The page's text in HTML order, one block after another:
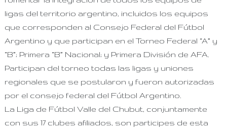
ligas del territorio argentino, incluidos los equipos
que corresponden al Consejo Federal del Fútbol
Argentino y que participan en el Torneo Federal “A” y
“B”; Primera “B” Nacional; y Primera División de AFA.
Participan del torneo todas las ligas y uniones
regionales que se postularon y fueron autorizadas
por el consejo federal del Fútbol Argentino.
La Liga de Fútbol Valle del Chubut, conjuntamente
con sus 17 clubes afiliados, son participes de esta